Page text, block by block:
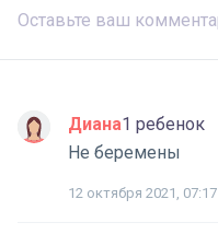
Диана1 ребенок
Не беремены
12 октября 2021, 07:17